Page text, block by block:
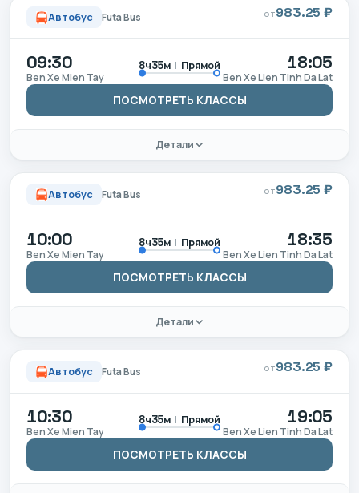
Автобус Futa Bus ОТ983.25 ₽
09:30
Ben Xe Mien Tay
8ч35м | Прямой 18:05
Ben Xe Lien Tinh Da Lat
ПОСМОТРЕТЬ КЛАССЫ
Детали
Автобус Futa Bus ОТ983.25 ₽
10:00
Ben Xe Mien Tay
8ч35м | Прямой 18:35
Ben Xe Lien Tinh Da Lat
ПОСМОТРЕТЬ КЛАССЫ
Детали
Автобус Futa Bus ОТ983.25 ₽
10:30
Ben Xe Mien Tay
8ч35м | Прямой 19:05
Ben Xe Lien Tinh Da Lat
ПОСМОТРЕТЬ КЛАССЫ